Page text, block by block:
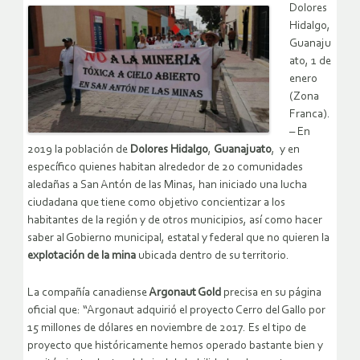
Dolores
Hidalgo,
Guanaju
ato, 1 de
enero
(Zona
Franca).
– En
2019 la población de Dolores Hidalgo, Guanajuato, y en
específico quienes habitan alrededor de 20 comunidades
aledañas a San Antón de las Minas, han iniciado una lucha
ciudadana que tiene como objetivo concientizar a los
habitantes de la región y de otros municipios, así como hacer
saber al Gobierno municipal, estatal y federal que no quieren la
explotación de la mina ubicada dentro de su territorio.
La compañía canadienseArgonaut Gold precisa en su página
oficial que: “Argonaut adquirió el proyecto Cerro del Gallo por
15 millones de dólares en noviembre de 2017. Es el tipo de
proyecto que históricamente hemos operado bastante bien y